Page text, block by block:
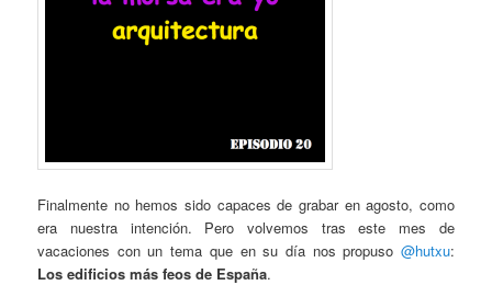
Finalmente no hemos sido capaces de grabar en agosto, como
era nuestra intención. Pero volvemos tras este mes de
vacaciones con un tema que en su día nos propuso @hutxu:
Los edificios más feos de España.